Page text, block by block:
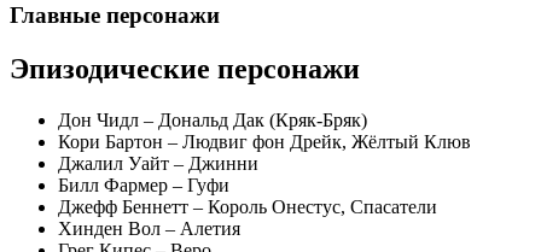
Главные персонажи
Эпизодические персонажи
Дон Чидл – Дональд Дак (Кряк-Бряк)
Кори Бартон – Людвиг фон Дрейк, Жёлтый Клюв
Джалил Уайт – Джинни
Билл Фармер – Гуфи
Джефф Беннетт – Король Онестус, Спасатели
Хинден Вол – Алетия